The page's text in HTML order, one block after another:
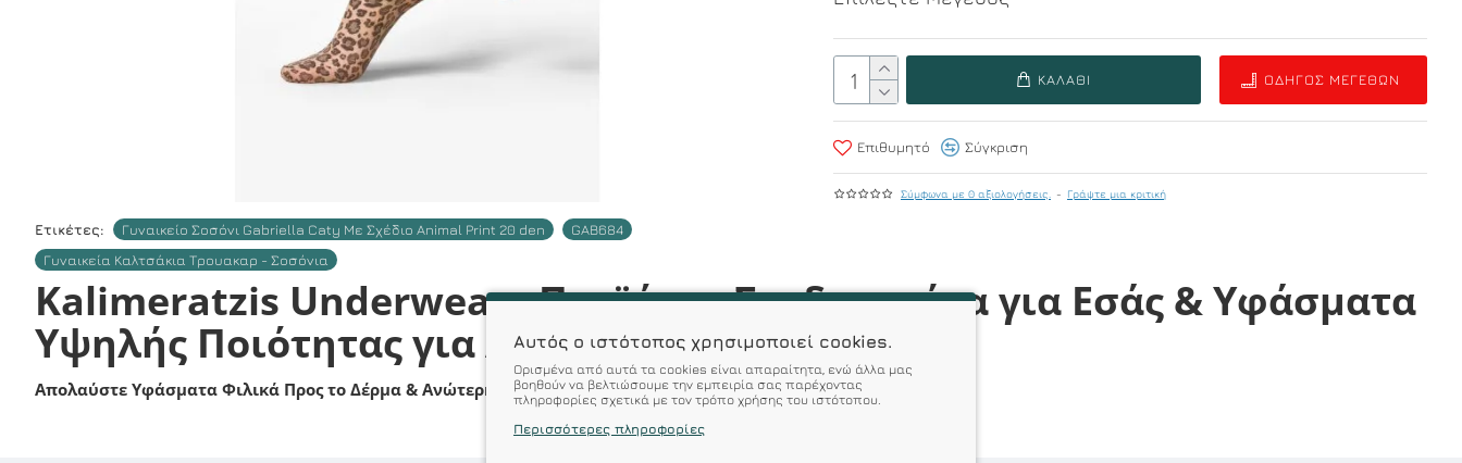
Ετικέτες: Γυναικείο Σοσόνι Gabriella Caty Με Σχέδιο Animal Print 20 den
GAB684
Γυναικεία Καλτσάκια Τρουακαρ - Σοσόνια
Σύμφωνα με 0 αξιολογήσεις. - Γράψτε μια κριτική
ΚΑΛΆΘΙ ΟΔΗΓΌΣ ΜΕΓΕΘΏΝ
Επιθυμητό Σύγκριση
Kalimeratzis Underwear : Προϊόντα Σχεδιασμένα για Εσάς & Υφάσματα
Υψηλής Ποιότητας για Αξεπέραστη Αντοχή
Απολαύστε Υφάσματα Φιλικά Προς το Δέρμα & Ανώτερη Ποιότητα σε Προσιτές τιμές
Αυτός ο ιστότοπος χρησιμοποιεί cookies.
Ορισμένα από αυτά τα cookies είναι απαραίτητα, ενώ άλλα μας
βοηθούν να βελτιώσουμε την εμπειρία σας παρέχοντας
πληροφορίες σχετικά με τον τρόπο χρήσης του ιστότοπου.
Περισσότερες πληροφορίες